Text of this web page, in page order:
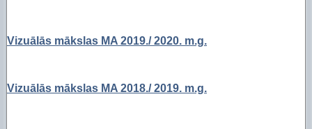
Vizuālās mākslas MA 2019./ 2020. m.g.
Vizuālās mākslas MA 2018./ 2019. m.g.